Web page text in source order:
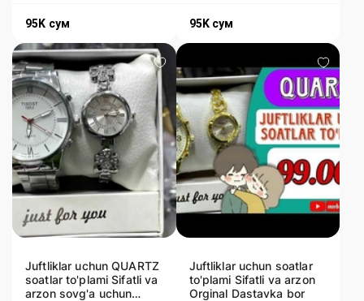
95K сум 95K сум
Juftliklar uchun QUARTZ
soatlar to'plami Sifatli va
arzon sovg'a uchun
Juftliklar uchun soatlar
to'plami Sifatli va arzon
Orginal Dastavka bor